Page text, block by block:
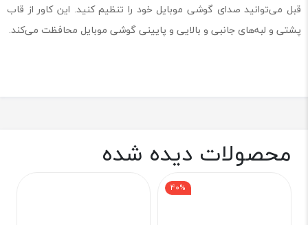
قبل می‌توانید صدای گوشی موبایل خود را تنظیم کنید. این کاور از قاب
پشتی و لبه‌های جانبی و بالایی و پایینی گوشی موبایل محافظت می‌کند.
محصولات دیده شده
40%